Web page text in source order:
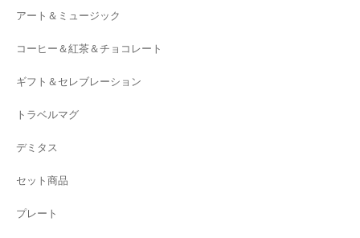
アート＆ミュージック
コーヒー＆紅茶＆チョコレート
ギフト＆セレブレーション
トラベルマグ
デミタス
セット商品
プレート